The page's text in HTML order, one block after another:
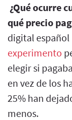
¿Qué ocurre
qué precio
digital español
experimento
elegir si
en vez de los
25% han
menos.